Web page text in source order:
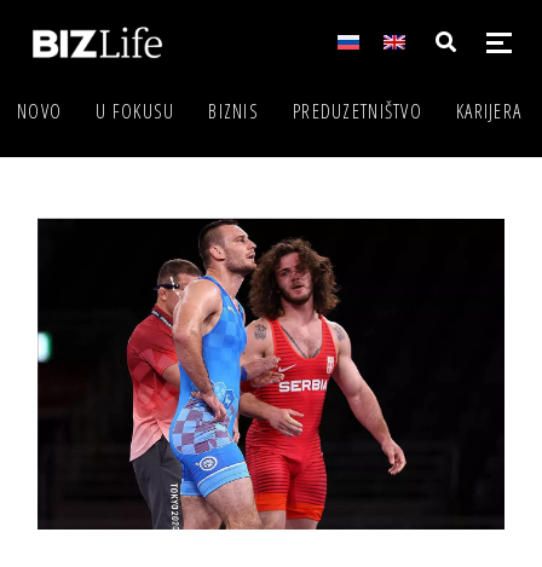
NOVO U FOKUSU BIZNIS PREDUZETNIŠTVO KARIJERA